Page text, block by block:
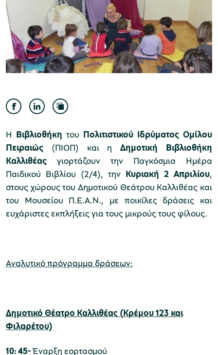
Μουσείο Ελιάς και Ελληνικού Λαδιού
Μουσείο Βιομηχανικής Ελαιουργίας
Μουσείο Πλινθοκεραμοποιίας N. & Σ.
Τσαλαπάτα
Μουσείο Μαρμαροτεχνίας
Μουσείο Περιβάλλοντος Στυμφαλίας
Η Βιβλιοθήκη του Πολιτιστικού Ιδρύματος Ομίλου
Πειραιώς (ΠΙΟΠ) και ηΔημοτική Βιβλιοθήκη
Καλλιθέας γιορτάζουν την Παγκόσμια Ημέρα
Παιδικού Βιβλίου (2/4), την Κυριακή 2 Απριλίου,
στους χώρους του Δημοτικού Θεάτρου Καλλιθέας και
του Μουσείου Π.Ε.Α.Ν., με ποικίλες δράσεις και
ευχάριστες εκπλήξεις για τους μικρούς τους φίλους.
Αναλυτικό πρόγραμμα δράσεων:
Δημοτικό Θέατρο Καλλιθέας (Κρέμου 123 και
Φιλαρέτου)
10: 45-Έναρξη εορτασμού